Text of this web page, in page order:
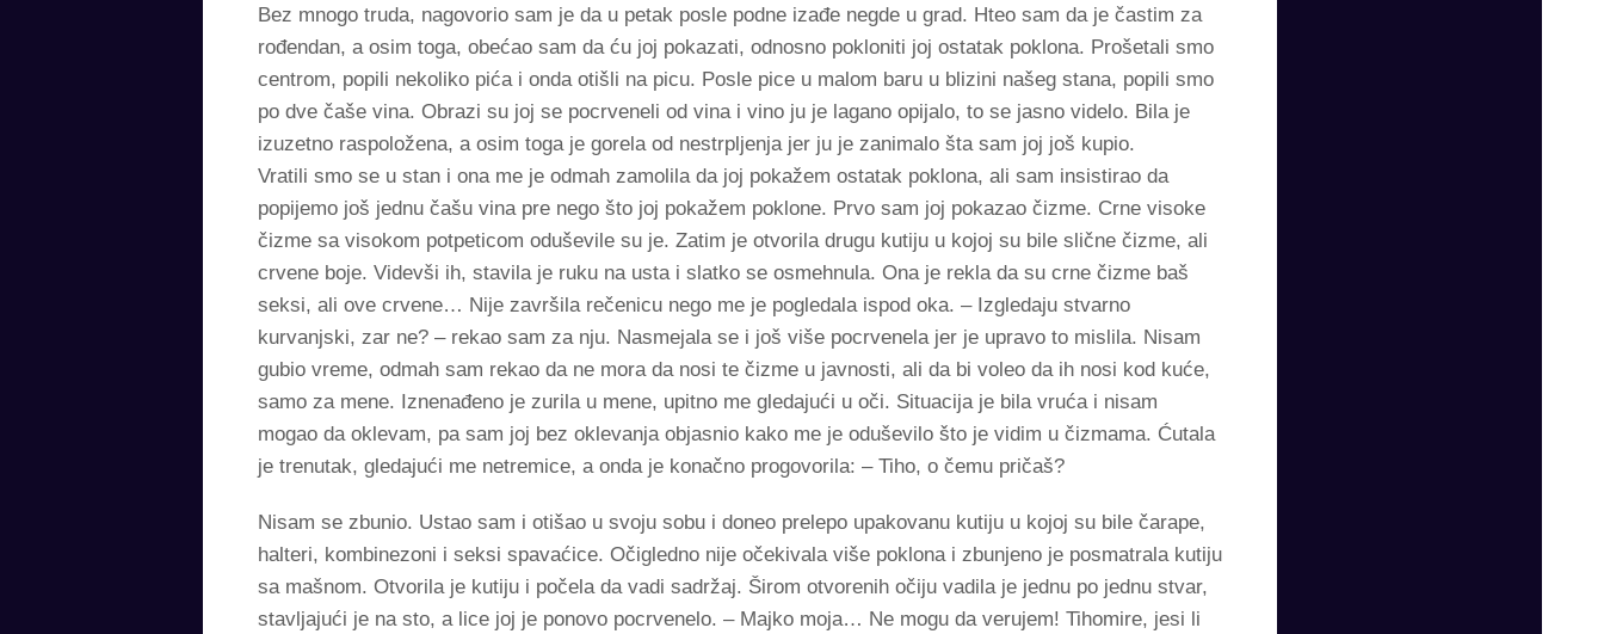
Bez mnogo truda, nagovorio sam je da u petak posle podne izađe negde u grad. Hteo sam da je častim za
rođendan, a osim toga, obećao sam da ću joj pokazati, odnosno pokloniti joj ostatak poklona. Prošetali smo
centrom, popili nekoliko pića i onda otišli ​​na picu. Posle pice u malom baru u blizini našeg stana, popili smo
po dve čaše vina. Obrazi su joj se pocrveneli od vina i vino ju je lagano opijalo, to se jasno videlo. Bila je
izuzetno raspoložena, a osim toga je gorela od nestrpljenja jer ju je zanimalo šta sam joj još kupio.
Vratili smo se u stan i ona me je odmah zamolila da joj pokažem ostatak poklona, ali sam insistirao da
popijemo još jednu čašu vina pre nego što joj pokažem poklone. Prvo sam joj pokazao čizme. Crne visoke
čizme sa visokom potpeticom oduševile su je. Zatim je otvorila drugu kutiju u kojoj su bile slične čizme, ali
crvene boje. Videvši ih, stavila je ruku na usta i slatko se osmehnula. Ona je rekla da su crne čizme baš
seksi, ali ove crvene… Nije završila rečenicu nego me je pogledala ispod oka. – Izgledaju stvarno
kurvanjski, zar ne? – rekao sam za nju. Nasmejala se i još više pocrvenela jer je upravo to mislila. Nisam
gubio vreme, odmah sam rekao da ne mora da nosi te čizme u javnosti, ali da bi voleo da ih nosi kod kuće,
samo za mene. Iznenađeno je zurila u mene, upitno me gledajući u oči. Situacija je bila vruća i nisam
mogao da oklevam, pa sam joj bez oklevanja objasnio kako me je oduševilo što je vidim u čizmama. Ćutala
je trenutak, gledajući me netremice, a onda je konačno progovorila: – Tiho, o čemu pričaš?
Nisam se zbunio. Ustao sam i otišao u svoju sobu i doneo prelepo upakovanu kutiju u kojoj su bile čarape,
halteri, kombinezoni i seksi spavaćice. Očigledno nije očekivala više poklona i zbunjeno je posmatrala kutiju
sa mašnom. Otvorila je kutiju i počela da vadi sadržaj. Širom otvorenih očiju vadila je jednu po jednu stvar,
stavljajući je na sto, a lice joj je ponovo pocrvenelo. – Majko moja… Ne mogu da verujem! Tihomire, jesi li